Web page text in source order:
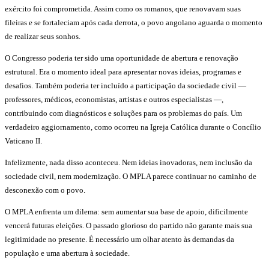
exército foi comprometida. Assim como os romanos, que renovavam suas
fileiras e se fortaleciam após cada derrota, o povo angolano aguarda o momento
de realizar seus sonhos.
O Congresso poderia ter sido uma oportunidade de abertura e renovação
estrutural. Era o momento ideal para apresentar novas ideias, programas e
desafios. Também poderia ter incluído a participação da sociedade civil —
professores, médicos, economistas, artistas e outros especialistas —,
contribuindo com diagnósticos e soluções para os problemas do país. Um
verdadeiro aggiornamento, como ocorreu na Igreja Católica durante o Concílio
Vaticano II.
Infelizmente, nada disso aconteceu. Nem ideias inovadoras, nem inclusão da
sociedade civil, nem modernização. O MPLA parece continuar no caminho de
desconexão com o povo.
O MPLA enfrenta um dilema: sem aumentar sua base de apoio, dificilmente
vencerá futuras eleições. O passado glorioso do partido não garante mais sua
legitimidade no presente. É necessário um olhar atento às demandas da
população e uma abertura à sociedade.